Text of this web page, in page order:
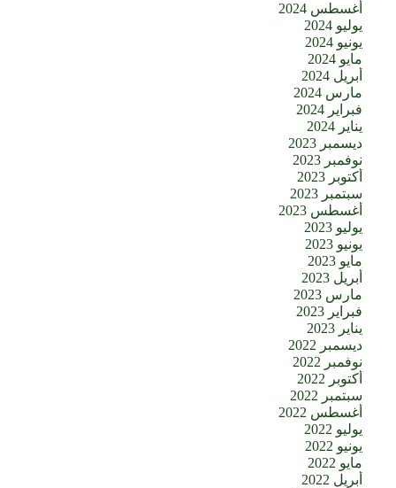
أغسطس 2024
يوليو 2024
يونيو 2024
مايو 2024
أبريل 2024
مارس 2024
فبراير 2024
يناير 2024
ديسمبر 2023
نوفمبر 2023
أكتوبر 2023
سبتمبر 2023
أغسطس 2023
يوليو 2023
يونيو 2023
مايو 2023
أبريل 2023
مارس 2023
فبراير 2023
يناير 2023
ديسمبر 2022
نوفمبر 2022
أكتوبر 2022
سبتمبر 2022
أغسطس 2022
يوليو 2022
يونيو 2022
مايو 2022
أبريل 2022